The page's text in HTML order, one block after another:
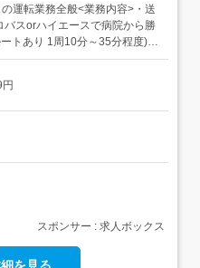
の運転業務全般<業務内容>・送
スorハイエースで病院から勝
トあり 1周10分～35分程度)・
点検業務・その他 補助業務 医
だきます。 業務の変更の範囲:
スポンサー : 求人ボックス
を見る